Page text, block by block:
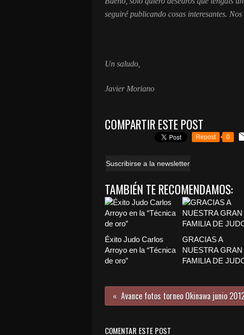
seguiré publicando cosas interesantes. Nos
Un saludo,
Javier Moriano
COMPARTIR ESTE POST
Repost 0
Suscribirse a la newsletter
TAMBIÉN TE RECOMENDAMOS:
Éxito Judo Carlos
Arroyo en la “Técnica
de oro”
GRACIAS A
NUESTRA GRAN
FAMILIA DE
Avance fotos torneo Okinawa junio
COMENTAR ESTE POST